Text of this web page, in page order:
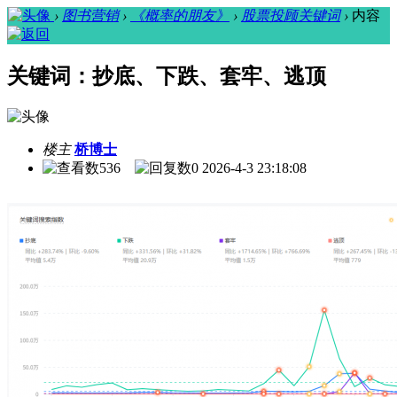
› 图书营销 › 《概率的朋友》 › 股票投顾关键词 › 内容
关键词：抄底、下跌、套牢、逃顶
楼主 桥博士
536
0 2026-4-3 23:18:08